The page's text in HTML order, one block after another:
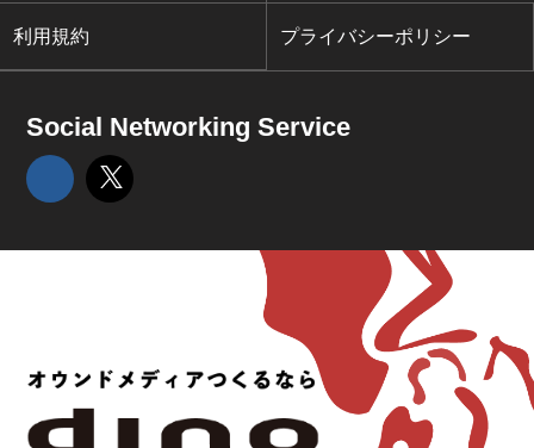
利用規約 プライバシーポリシー
Social Networking Service